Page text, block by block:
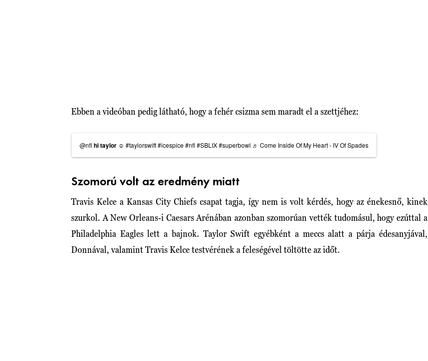
Ebben a videóban pedig látható, hogy a fehér csizma sem maradt el a szettjéhez:
@nflhi taylor ☺️ #taylorswift#icespice#nfl#SBLIX#superbowl ♬ Come Inside Of My Heart - IV Of Spades
Szomorú volt az eredmény miatt
Travis Kelce a Kansas City Chiefs csapat tagja, így nem is volt kérdés, hogy az énekesnő, kinek
szurkol. A New Orleans-i Caesars Arénában azonban szomorúan vették tudomásul, hogy ezúttal a
Philadelphia Eagles lett a bajnok. Taylor Swift egyébként a meccs alatt a párja édesanyjával,
Donnával, valamint Travis Kelce testvérének a feleségével töltötte az időt.